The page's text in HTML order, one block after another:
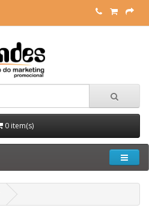
0 item(s)